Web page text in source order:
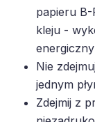
papieru
kleju -
Nie
jednym
Zdejmij z